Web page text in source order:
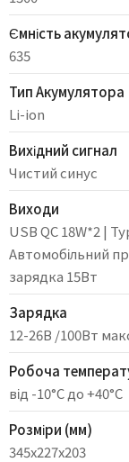
Ємність
635
Тип Акумулятора
Li-ion
Вихідний сигнал
Чистий синус
Виходи
USB QC 18W*2 |
Автомобільний
зарядка 15Вт
Зарядка
12-26В /100Вт
Робоча
від -10°С до +40°С
Розміри (мм)
345х227х203